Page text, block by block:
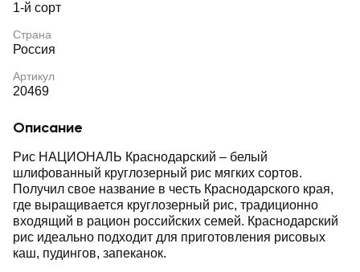
1-й сорт
Страна
Россия
Артикул
20469
Описание
Рис НАЦИОНАЛЬ Краснодарский – белый
шлифованный круглозерный рис мягких сортов.
Получил свое название в честь Краснодарского края,
где выращивается круглозерный рис, традиционно
входящий в рацион российских семей. Краснодарский
рис идеально подходит для приготовления рисовых
каш, пудингов, запеканок.